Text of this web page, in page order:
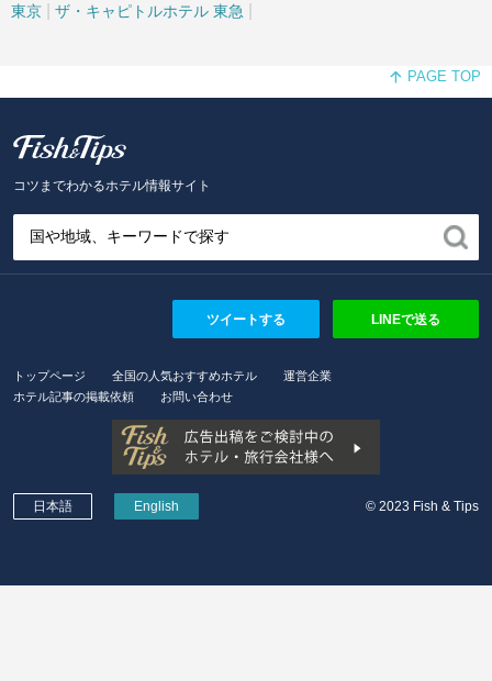
東京
ザ・キャピトルホテル 東急
PAGE TOP
コツまでわかるホテル情報サイト
ツイートする LINEで送る
トップページ 全国の人気おすすめホテル
運営企業
ホテル記事の掲載依頼
お問い合わせ
日本語 English © 2023 Fish & Tips